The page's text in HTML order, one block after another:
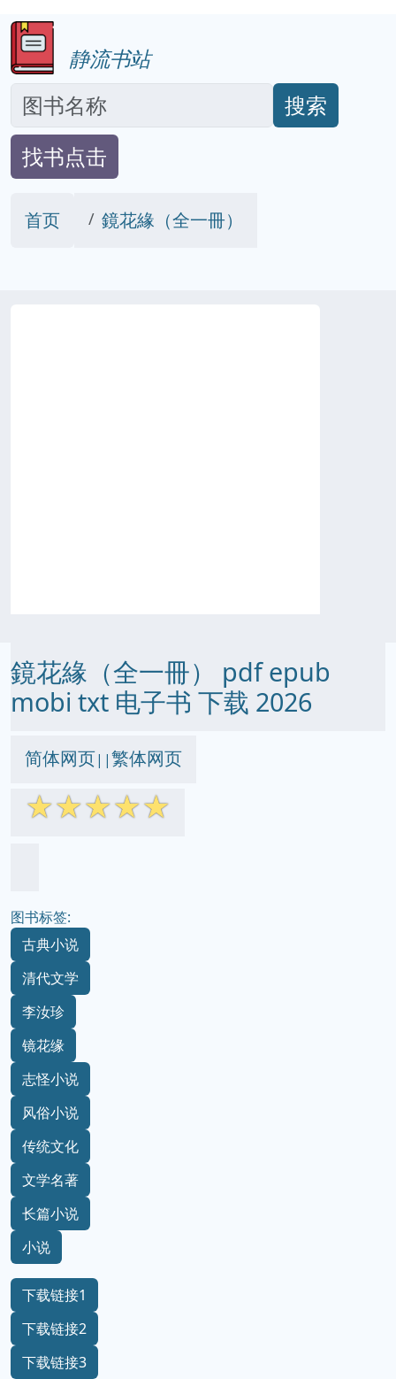
静流书站
搜索
找书点击
首页 鏡花緣（全一冊）
鏡花緣（全一冊） pdf epub
mobi txt 电子书 下载 2026
简体网页||繁体网页
☆☆☆☆☆
图书标签:
古典小说
清代文学
李汝珍
镜花缘
志怪小说
风俗小说
传统文化
文学名著
长篇小说
小说
下载链接1
下载链接2
下载链接3